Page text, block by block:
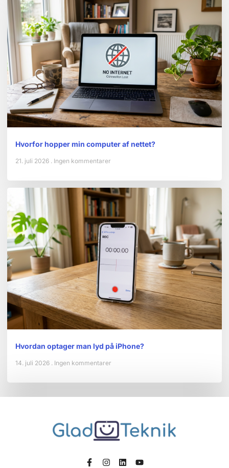
Hvorfor hopper min computer af nettet?
21. juli 2026 Ingen kommentarer
Hvordan optager man lyd på iPhone?
14. juli 2026 Ingen kommentarer